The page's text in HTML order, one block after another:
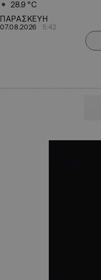
28.9 °C
ΠΑΡΑΣΚΕΥΗ
07.08.2026 5:42